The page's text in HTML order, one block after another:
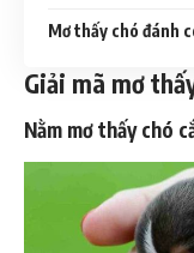
Mơ thấy chó đánh
Giải mã mơ
Nằm mơ thấy chó